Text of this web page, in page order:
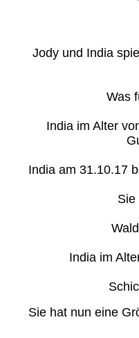
Jody und India
Was
India im Alter
India am 31.10.17
Sie
India im
Sie hat nun eine